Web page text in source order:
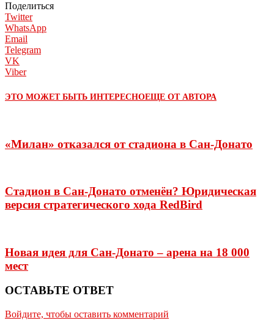
Поделиться
Twitter
WhatsApp
Email
Telegram
VK
Viber
ЭТО МОЖЕТ БЫТЬ ИНТЕРЕСНОЕЩЕ ОТ АВТОРА
«Милан» отказался от стадиона в Сан-Донато
Стадион в Сан-Донато отменён? Юридическая
версия стратегического хода RedBird
Новая идея для Сан-Донато – арена на 18 000
мест
ОСТАВЬТЕ ОТВЕТ
Войдите, чтобы оставить комментарий